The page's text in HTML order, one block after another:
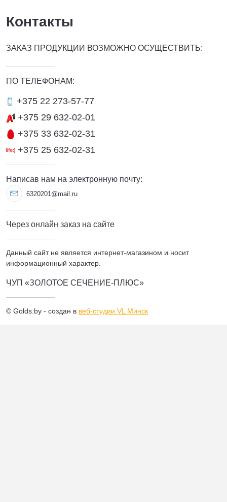
Контакты
ЗАКАЗ ПРОДУКЦИИ ВОЗМОЖНО ОСУЩЕСТВИТЬ:
ПО ТЕЛЕФОНАМ:
+375 22 273-57-77
+375 29 632-02-01
+375 33 632-02-31
+375 25 632-02-31
Написав нам на электронную почту:
6320201@mail.ru
Через онлайн заказ на сайте
Данный сайт не является интернет-магазином и носит
информационный характер.
ЧУП «ЗОЛОТОЕ СЕЧЕНИЕ-ПЛЮС»
© Golds.by - создан в веб-студии VL Минск